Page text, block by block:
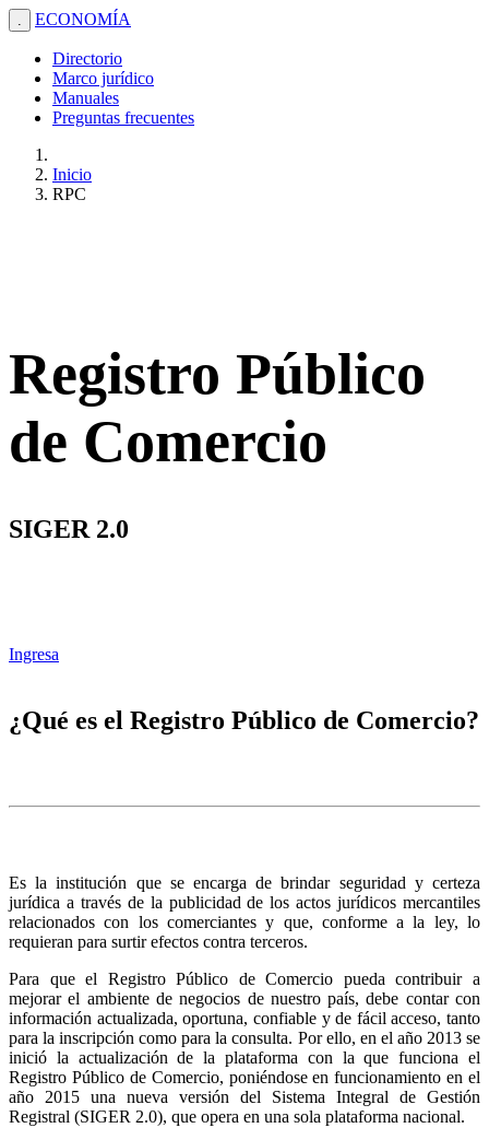
. ECONOMÍA
Directorio
Marco jurídico
Manuales
Preguntas frecuentes
Inicio
RPC
Registro Público
de Comercio
SIGER 2.0
Ingresa
¿Qué es el Registro Público de Comercio?
Es la institución que se encarga de brindar seguridad y certeza
jurídica a través de la publicidad de los actos jurídicos mercantiles
relacionados con los comerciantes y que, conforme a la ley, lo
requieran para surtir efectos contra terceros.
Para que el Registro Público de Comercio pueda contribuir a
mejorar el ambiente de negocios de nuestro país, debe contar con
información actualizada, oportuna, confiable y de fácil acceso, tanto
para la inscripción como para la consulta. Por ello, en el año 2013 se
inició la actualización de la plataforma con la que funciona el
Registro Público de Comercio, poniéndose en funcionamiento en el
año 2015 una nueva versión del Sistema Integral de Gestión
Registral (SIGER 2.0), que opera en una sola plataforma nacional.